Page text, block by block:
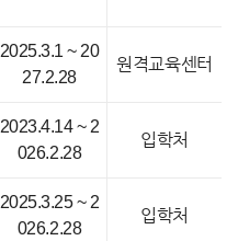
2025.3.1 ~ 20
27.2.28
원격교육센터
2023.4.14 ~ 2
026.2.28
입학처
2025.3.25 ~ 2
026.2.28
입학처